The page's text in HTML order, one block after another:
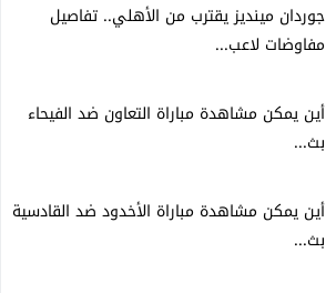
جوردان مينديز يقترب من الأهلي.. تفاصيل
مفاوضات لاعب...
أين يمكن مشاهدة مباراة التعاون ضد الفيحاء
بث...
أين يمكن مشاهدة مباراة الأخدود ضد القادسية
بث...